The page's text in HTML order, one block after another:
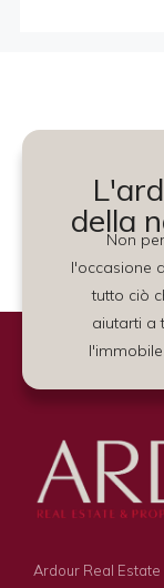
della
Non
l'occasione
tutto ciò
aiutarti a
Ardour Real